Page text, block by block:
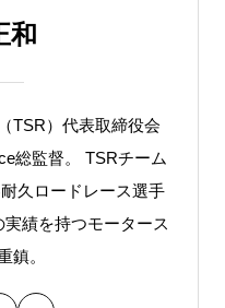
和
TSR）代表取締役会
総監督。 TSRチーム
久ロードレース選手
績を持つモータース
鎮。